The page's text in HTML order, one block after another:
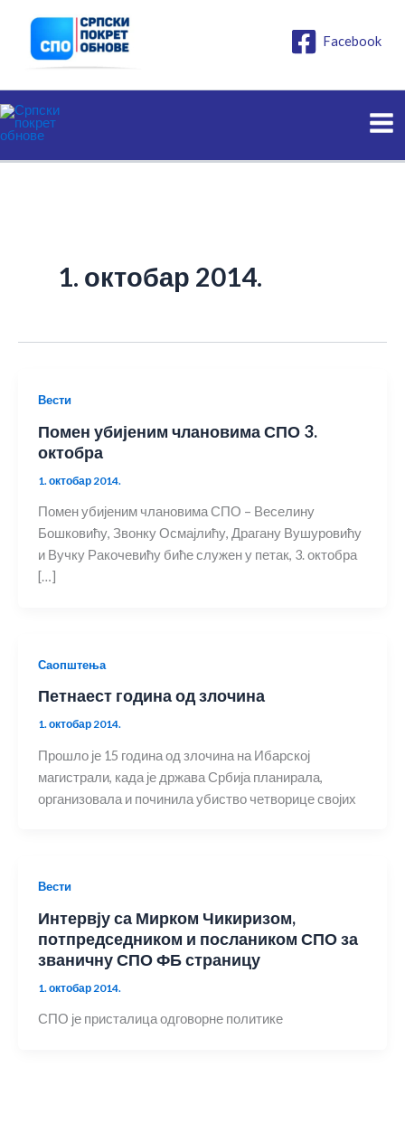
садржај
Facebook
1. октобар 2014.
Вести
Помен убијеним члановима СПО 3.
октобра
1. октобар 2014.
Помен убијеним члановима СПО – Веселину
Бошковићу, Звонку Осмајлићу, Драгану Вушуровићу
и Вучку Ракочевићу биће служен у петак, 3. октобра
[…]
Саопштења
Петнаест година од злочина
1. октобар 2014.
Прошло је 15 година од злочина на Ибарској
магистрали, када је држава Србија планирала,
организовала и починила убиство четворице својих
Вести
Интервју са Мирком Чикиризом,
потпредседником и послаником СПО за
званичну СПО ФБ страницу
1. октобар 2014.
СПО је присталица одговорне политике